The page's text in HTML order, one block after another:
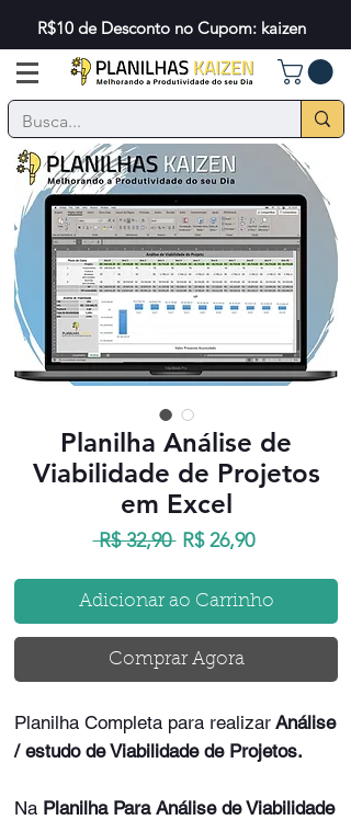
R$10 de Desconto no Cupom: kaizen
Planilha Análise de
Viabilidade de Projetos
em Excel
R$ 32,90 Preço
R$ 26,90Preço
Adicionar ao Carrinho
Comprar Agora
Planilha Completa para realizar Análise
/ estudo de Viabilidade de Projetos.
Na Planilha Para Análise de Viabilidade